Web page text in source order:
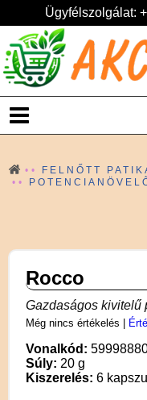
Ügyfélszolgálat:
FELNŐTT
Rocco
Gazdaságos kivitelű
Még nincs értékelés
Vonalkód:
Súly: 20 g
Kiszerelés: 6